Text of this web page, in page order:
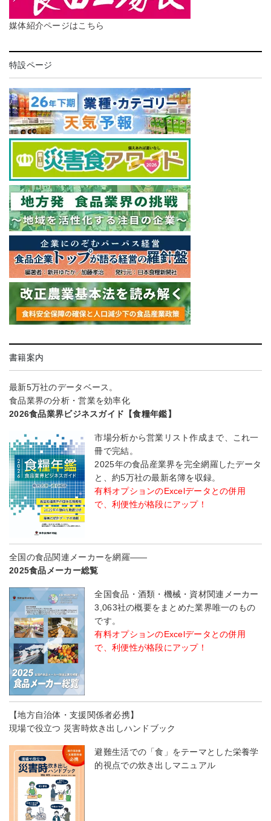
媒体紹介ページはこちら
特設ページ
書籍案内
最新5万社のデータベース。
食品業界の分析・営業を効率化
2026食品業界ビジネスガイド【食糧年鑑】
市場分析から営業リスト作成まで、これ一
冊で完結。
2025年の食品産業界を完全網羅したデータ
と、約5万社の最新名簿を収録。
有料オプションのExcelデータとの併用
で、利便性が格段にアップ！
全国の食品関連メーカーを網羅――
2025食品メーカー総覧
全国食品・酒類・機械・資材関連メーカー
3,063社の概要をまとめた業界唯一のもの
です。
有料オプションのExcelデータとの併用
で、利便性が格段にアップ！
【地方自治体・支援関係者必携】
現場で役立つ 災害時炊き出しハンドブック
避難生活での「食」をテーマとした栄養学
的視点での炊き出しマニュアル